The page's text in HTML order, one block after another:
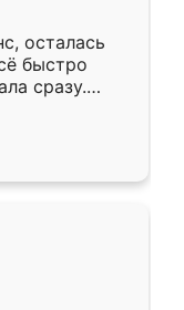
здесь.
осталась
быстро
сразу.
к
Собрали
даже